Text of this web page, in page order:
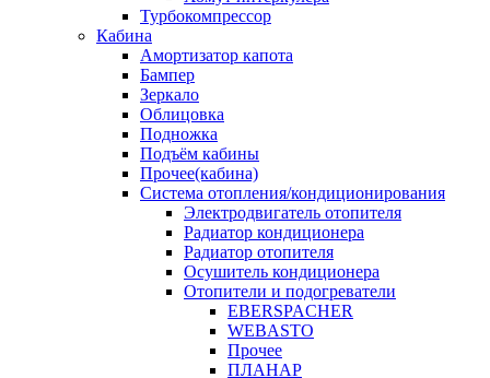
Турбокомпрессор
Кабина
Амортизатор капота
Бампер
Зеркало
Облицовка
Подножка
Подъём кабины
Прочее(кабина)
Система отопления/кондиционирования
Электродвигатель отопителя
Радиатор кондиционера
Радиатор отопителя
Осушитель кондиционера
Отопители и подогреватели
EBERSPACHER
WEBASTO
Прочее
ПЛАНАР